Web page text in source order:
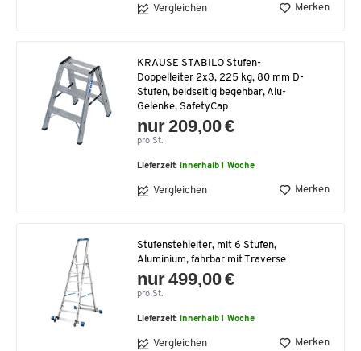
Vergleichen Merken
KRAUSE STABILO Stufen-
Doppelleiter 2x3, 225 kg, 80 mm D-
Stufen, beidseitig begehbar, Alu-
Gelenke, SafetyCap
nur 209,00 €
pro St.
Lieferzeit:innerhalb 1 Woche
Vergleichen Merken
Stufenstehleiter, mit 6 Stufen,
Aluminium, fahrbar mit Traverse
nur 499,00 €
pro St.
Lieferzeit:innerhalb 1 Woche
Vergleichen Merken